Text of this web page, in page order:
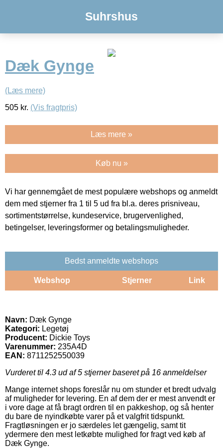
Suhrshus
Dæk Gynge
(Læs mere)
505 kr. (Vis fragtpris)
Læs mere »
Køb nu »
Vi har gennemgået de mest populære webshops og anmeldt
dem med stjerner fra 1 til 5 ud fra bl.a. deres prisniveau,
sortimentstørrelse, kundeservice, brugervenlighed,
betingelser, leveringsformer og betalingsmuligheder.
Bedst anmeldte webshops
Webshop Stjerner Link
Navn: Dæk Gynge
Kategori: Legetøj
Producent: Dickie Toys
Varenummer: 235A4D
EAN: 8711252550039
Vurderet til 4.3 ud af 5 stjerner baseret på 16 anmeldelser
Mange internet shops foreslår nu om stunder et bredt udvalg
af muligheder for levering. En af dem der er mest anvendt er
i vore dage at få bragt ordren til en pakkeshop, og så henter
du bare de nyindkøbte varer på et valgfrit tidspunkt.
Fragtløsningen er jo særdeles let gængelig, samt tit
ydermere den mest letkøbte mulighed for fragt ved køb af
Dæk Gynge.